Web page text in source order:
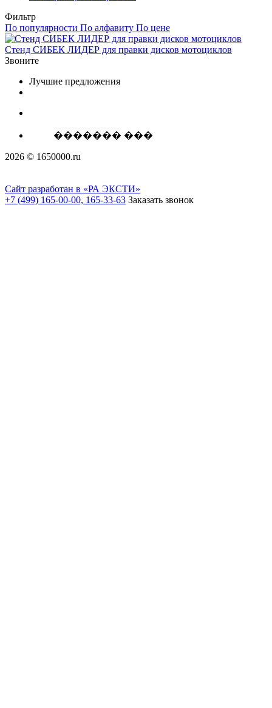
Фильтр
По популярности По алфавиту По цене
Стенд СИБЕК ЛИДЕР для правки дисков мотоциклов
Звоните
Лучшие предложения
������� ���
2026 © 1650000.ru
Сайт разработан в «РА ЭКСТИ»
+7 (499) 165-00-00, 165-33-63 Заказать звонок